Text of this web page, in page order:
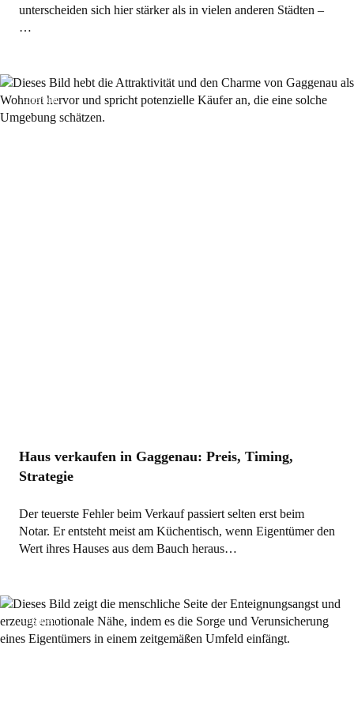
unterscheiden sich hier stärker als in vielen anderen Städten –
…
Allgemein
Haus verkaufen in Gaggenau: Preis, Timing,
Strategie
Der teuerste Fehler beim Verkauf passiert selten erst beim
Notar. Er entsteht meist am Küchentisch, wenn Eigentümer den
Wert ihres Hauses aus dem Bauch heraus…
Allgemein